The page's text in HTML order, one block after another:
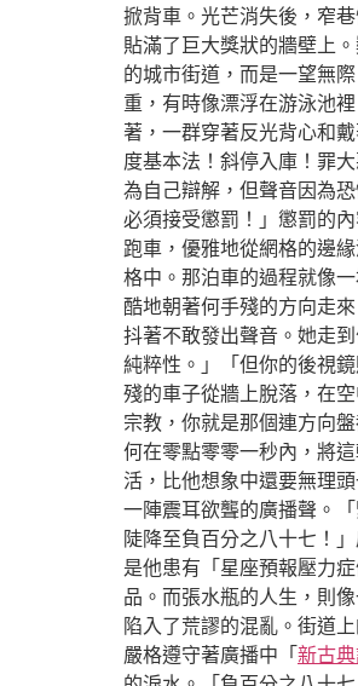
掀背車。光芒消失後，窄
貼滿了巨大獎狀的牆壁上
的城市街道，而是一望無
重，有時像漂浮在游泳池
著，一群穿著反光背心和
度基本法！斜停入庫！罪
為自己辯解，但聲音因為
必須接受懲罰！」懲罰的
跑車，優雅地從網格的邊
格中。那泊車的過程就像
酷地朝著何手殘的方向走
抖著不敢發出聲音。她走
純粹性。」「但你的後視
殘的車子從牆上脫落，在
宗教，你就是那個連方向
何在零點零零一秒內，將
活，比他想象中還要無理
一陣震耳欲聾的廣播聲。
陡降至負百分之八十七！
是他患有「星座預報壓力
品。而張水瓶的人生，則
陷入了荒謬的混亂。街道
嚴格遵守著廣播中「 新古